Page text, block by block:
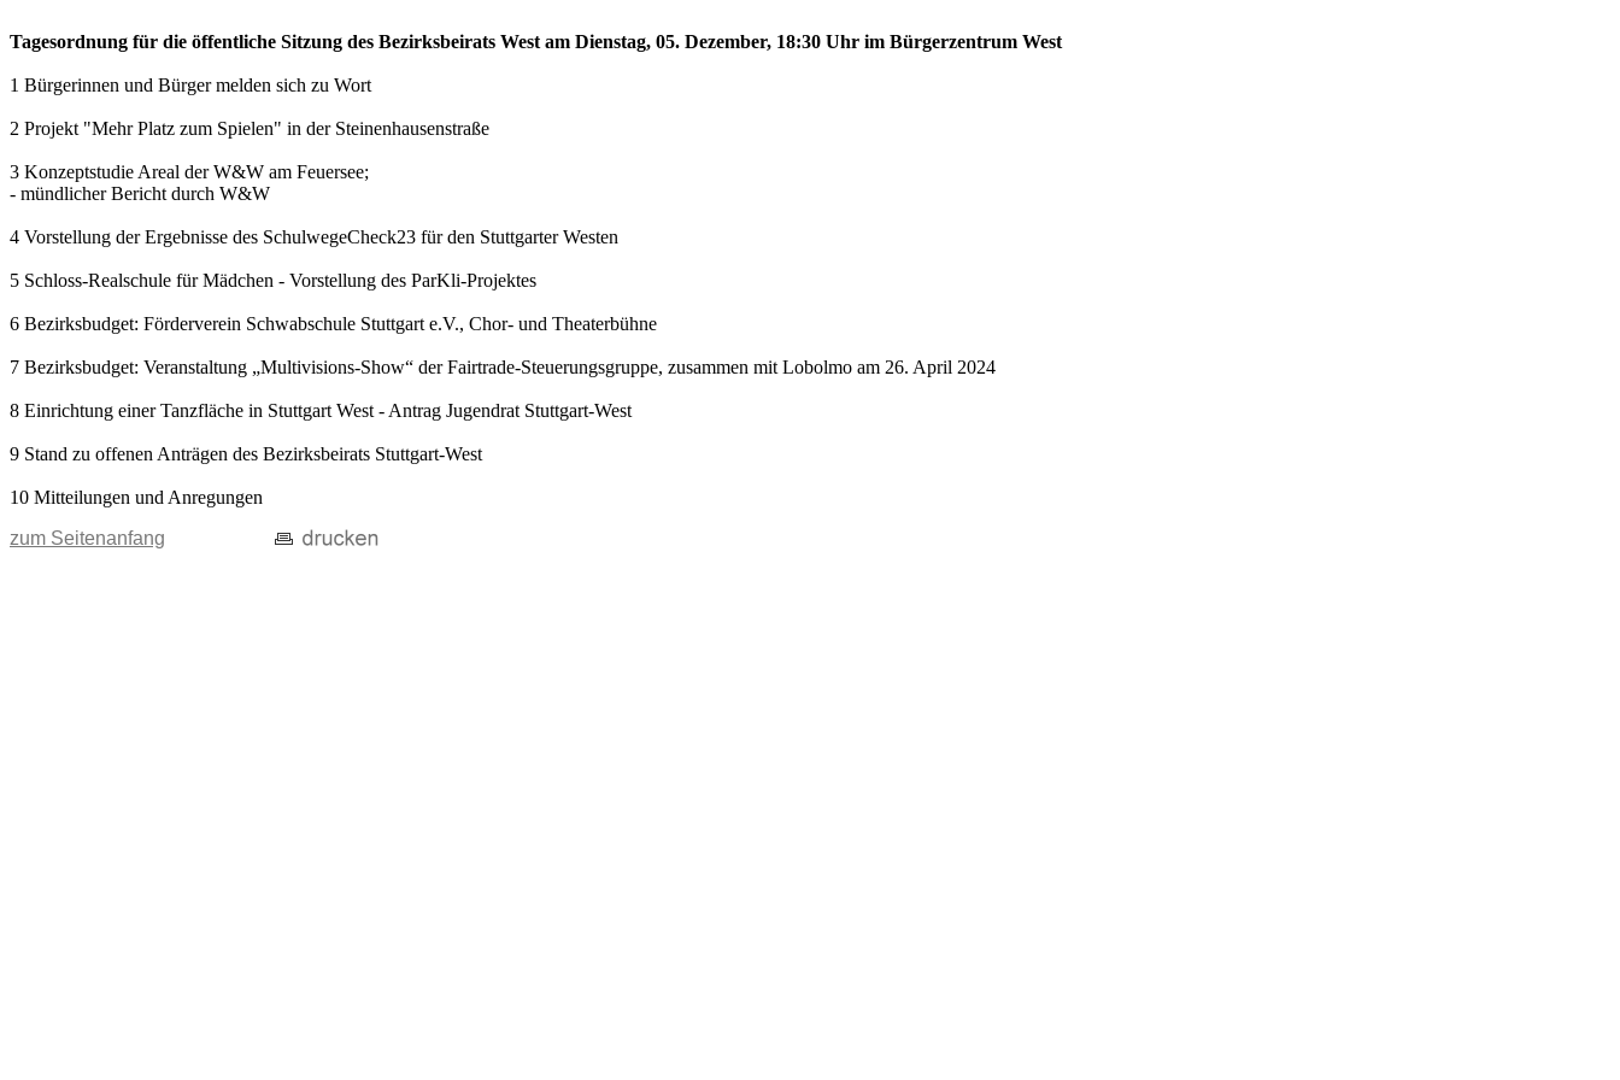
Tagesordnung für die öffentliche Sitzung des Bezirksbeirats West am Dienstag, 05. Dezember, 18:30 Uhr im Bürgerzentrum West
1 Bürgerinnen und Bürger melden sich zu Wort
2 Projekt "Mehr Platz zum Spielen" in der Steinenhausenstraße
3 Konzeptstudie Areal der W&W am Feuersee;
- mündlicher Bericht durch W&W
4 Vorstellung der Ergebnisse des SchulwegeCheck23 für den Stuttgarter Westen
5 Schloss-Realschule für Mädchen - Vorstellung des ParKli-Projektes
6 Bezirksbudget: Förderverein Schwabschule Stuttgart e.V., Chor- und Theaterbühne
7 Bezirksbudget: Veranstaltung „Multivisions-Show“ der Fairtrade-Steuerungsgruppe, zusammen mit Lobolmo am 26. April 2024
8 Einrichtung einer Tanzfläche in Stuttgart West - Antrag Jugendrat Stuttgart-West
9 Stand zu offenen Anträgen des Bezirksbeirats Stuttgart-West
10 Mitteilungen und Anregungen
zum Seitenanfang